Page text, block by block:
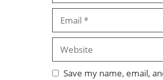
Website
Save my name, email,